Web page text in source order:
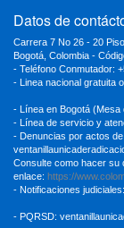
Datos de
Carrera 7 No 26 - 20
Bogotá, Colombia -
- Teléfono Conmutador:
- Linea nacional gratuita
- Línea en Bogotá
- Línea de servicio y
- Denuncias por actos
Consulte como hacer su
enlace: https://
- Notificaciones judiciales:
- PQRSD: